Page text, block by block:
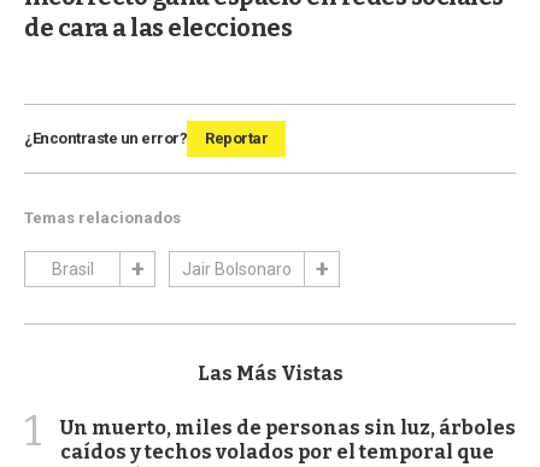
de cara a las elecciones
¿Encontraste un error? Reportar
Temas relacionados
Brasil Jair Bolsonaro
Las Más Vistas
1
Un muerto, miles de personas sin luz, árboles
caídos y techos volados por el temporal que